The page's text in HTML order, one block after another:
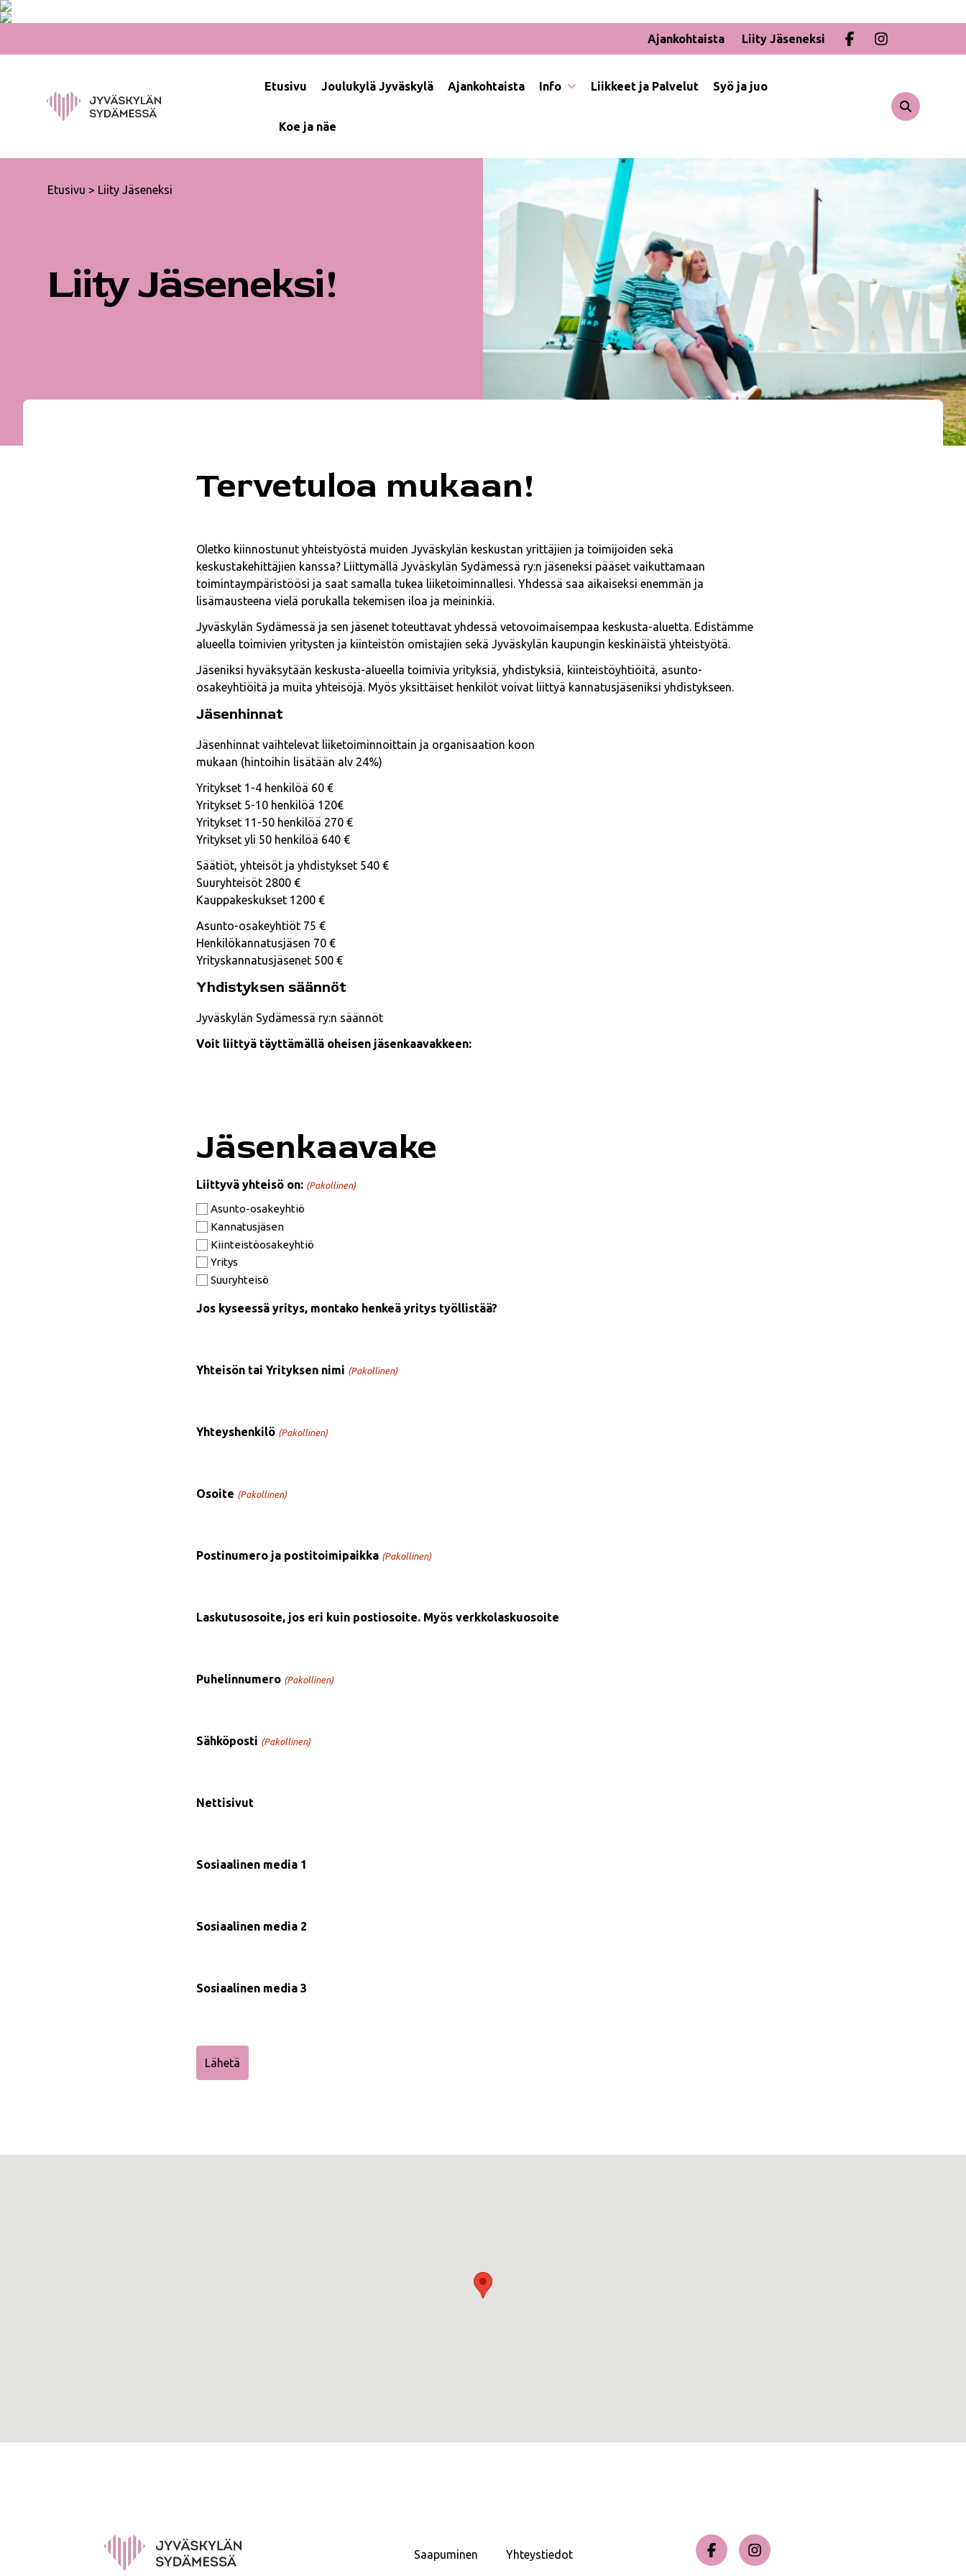
Ajankohtaista
Liity Jäseneksi
Etusivu Joulukylä Jyväskylä Ajankohtaista Info Liikkeet ja Palvelut Syö ja juo
Koe ja näe
Etusivu > Liity Jäseneksi
Liity Jäseneksi!
Tervetuloa mukaan!
Oletko kiinnostunut yhteistyöstä muiden Jyväskylän keskustan yrittäjien ja toimijoiden sekä
keskustakehittäjien kanssa? Liittymällä Jyväskylän Sydämessä ry:n jäseneksi pääset vaikuttamaan
toimintaympäristöösi ja saat samalla tukea liiketoiminnallesi. Yhdessä saa aikaiseksi enemmän ja
lisämausteena vielä porukalla tekemisen iloa ja meininkiä.
Jyväskylän Sydämessä ja sen jäsenet toteuttavat yhdessä vetovoimaisempaa keskusta-aluetta. Edistämme
alueella toimivien yritysten ja kiinteistön omistajien sekä Jyväskylän kaupungin keskinäistä yhteistyötä.
Jäseniksi hyväksytään keskusta-alueella toimivia yrityksiä, yhdistyksiä, kiinteistöyhtiöitä, asunto-
osakeyhtiöitä ja muita yhteisöjä. Myös yksittäiset henkilöt voivat liittyä kannatusjäseniksi yhdistykseen.
Jäsenhinnat
Jäsenhinnat vaihtelevat liiketoiminnoittain ja organisaation koon
mukaan (hintoihin lisätään alv 24%)
Yritykset 1-4 henkilöä 60 €
Yritykset 5-10 henkilöä 120€
Yritykset 11-50 henkilöä 270 €
Yritykset yli 50 henkilöä 640 €
Säätiöt, yhteisöt ja yhdistykset 540 €
Suuryhteisöt 2800 €
Kauppakeskukset 1200 €
Asunto-osakeyhtiöt 75 €
Henkilökannatusjäsen 70 €
Yrityskannatusjäsenet 500 €
Yhdistyksen säännöt
Jyväskylän Sydämessä ry:n säännöt
Voit liittyä täyttämällä oheisen jäsenkaavakkeen:
Jäsenkaavake
Liittyvä yhteisö on: (Pakollinen)
Asunto-osakeyhtiö
Kannatusjäsen
Kiinteistöosakeyhtiö
Yritys
Suuryhteisö
Jos kyseessä yritys, montako henkeä yritys työllistää?
Yhteisön tai Yrityksen nimi (Pakollinen)
Yhteyshenkilö (Pakollinen)
Osoite (Pakollinen)
Postinumero ja postitoimipaikka (Pakollinen)
Laskutusosoite, jos eri kuin postiosoite. Myös verkkolaskuosoite
Puhelinnumero (Pakollinen)
Sähköposti (Pakollinen)
Nettisivut
Sosiaalinen media 1
Sosiaalinen media 2
Sosiaalinen media 3
Saapuminen Yhteystiedot